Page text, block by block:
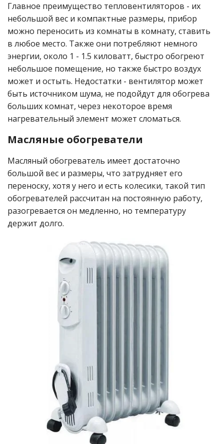
Главное преимущество тепловентиляторов - их
небольшой вес и компактные размеры, прибор
можно переносить из комнаты в комнату, ставить
в любое место. Также они потребляют немного
энергии, около 1 - 1.5 киловатт, быстро обогреют
небольшое помещение, но также быстро воздух
может и остыть. Недостатки - вентилятор может
быть источником шума, не подойдут для обогрева
больших комнат, через некоторое время
нагревательный элемент может сломаться.
Масляные обогреватели
Масляный обогреватель имеет достаточно
большой вес и размеры, что затрудняет его
переноску, хотя у него и есть колесики, такой тип
обогревателей рассчитан на постоянную работу,
разогревается он медленно, но температуру
держит долго.